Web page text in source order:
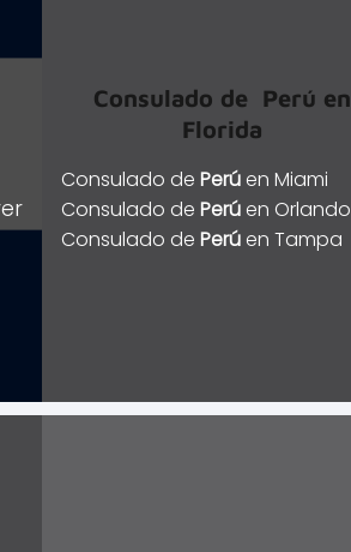
Consulado de Perú en
Florida
Consulado de Perú en Miami
Consulado de Perú en Orlando
Consulado de Perú en Tampa